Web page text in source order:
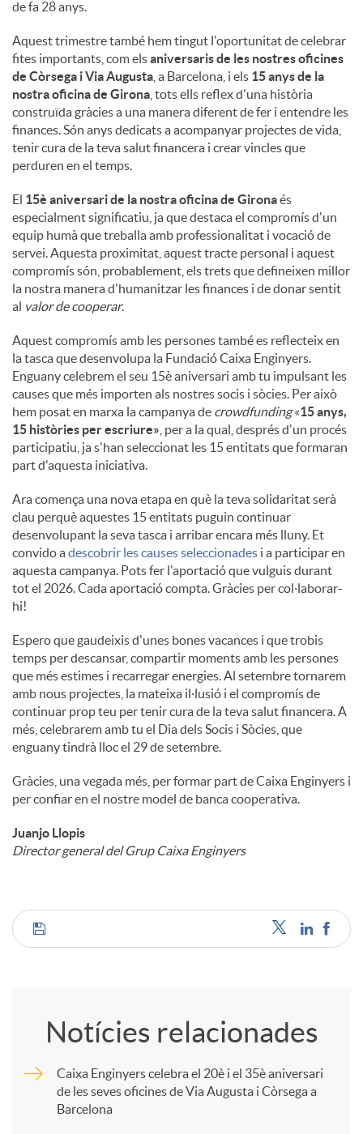
de fa 28 anys.
Aquest trimestre també hem tingut l'oportunitat de celebrar
fites importants, com elsaniversaris de les nostres oficines
de Còrsega i Via Augusta , a Barcelona, ​​i els 15 anys de la
nostra oficina de Girona , tots ells reflex d'una història
construïda gràcies a una manera diferent de fer i entendre les
finances. Són anys dedicats a acompanyar projectes de vida,
tenir cura de la teva salut financera i crear vincles que
perduren en el temps.
El 15è aniversari de la nostra oficina de Gironaés
especialment significatiu, ja que destaca el compromís d'un
equip humà que treballa amb professionalitat i vocació de
servei. Aquesta proximitat, aquest tracte personal i aquest
compromís són, probablement, els trets que defineixen millor
la nostra manera d'humanitzar les finances i de donar sentit
al valor de cooperar.
Aquest compromís amb les persones també es reflecteix en
la tasca que desenvolupa la Fundació Caixa Enginyers.
Enguany celebrem el seu 15è aniversari amb tu impulsant les
causes que més importen als nostres socis i sòcies. Per això
hem posat en marxa la campanya de crowdfunding«15 anys,
15 històries per escriure» , per a la qual, després d'un procés
participatiu, ja s'han seleccionat les 15 entitats que formaran
part d'aquesta iniciativa.
Ara comença una nova etapa en què la teva solidaritat serà
clau perquè aquestes 15 entitats puguin continuar
desenvolupant la seva tasca i arribar encara més lluny. Et
convido adescobrir les causes seleccionades i a participar en
aquesta campanya. Pots fer l'aportació que vulguis durant
tot el 2026. Cada aportació compta. Gràcies per col·laborar-
hi!
Espero que gaudeixis d'unes bones vacances i que trobis
temps per descansar, compartir moments amb les persones
que més estimes i recarregar energies. Al setembre tornarem
amb nous projectes, la mateixa il·lusió i el compromís de
continuar prop teu per tenir cura de la teva salut financera. A
més, celebrarem amb tu el Dia dels Socis i Sòcies, que
enguany tindrà lloc el 29 de setembre.
Gràcies, una vegada més, per formar part de Caixa Enginyers i
per confiar en el nostre model de banca cooperativa.
Juanjo Llopis
Director general del Grup Caixa Enginyers
C
Notícies relacionades
Caixa Enginyers celebra el 20è i el 35è aniversari
de les seves oficines de Via Augusta i Còrsega a
Barcelona